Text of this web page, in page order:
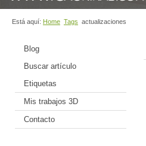
Está aquí: Home Tags actualizaciones
Blog
Buscar artículo
Etiquetas
Mis trabajos 3D
Contacto